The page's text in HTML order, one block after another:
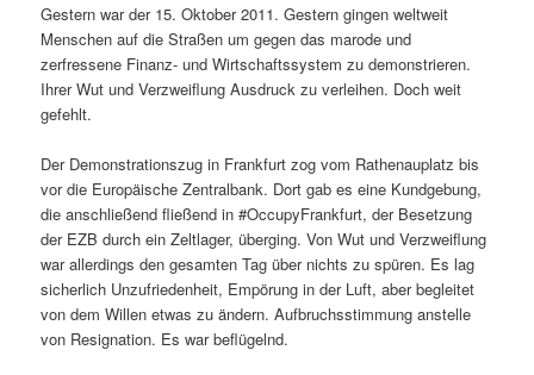
Gestern war der 15. Oktober 2011. Gestern gingen weltweit
Menschen auf die Straßen um gegen das marode und
zerfressene Finanz- und Wirtschaftssystem zu demonstrieren.
Ihrer Wut und Verzweiflung Ausdruck zu verleihen. Doch weit
gefehlt.
Der Demonstrationszug in Frankfurt zog vom Rathenauplatz bis
vor die Europäische Zentralbank. Dort gab es eine Kundgebung,
die anschließend fließend in #OccupyFrankfurt, der Besetzung
der EZB durch ein Zeltlager, überging. Von Wut und Verzweiflung
war allerdings den gesamten Tag über nichts zu spüren. Es lag
sicherlich Unzufriedenheit, Empörung in der Luft, aber begleitet
von dem Willen etwas zu ändern. Aufbruchsstimmung anstelle
von Resignation. Es war beflügelnd.